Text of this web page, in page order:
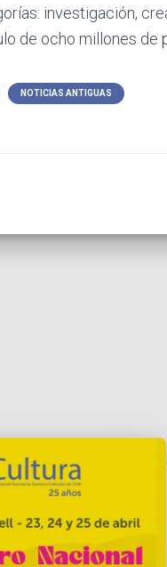
investigación,
de ocho millones de
NOTICIAS ANTIGUAS